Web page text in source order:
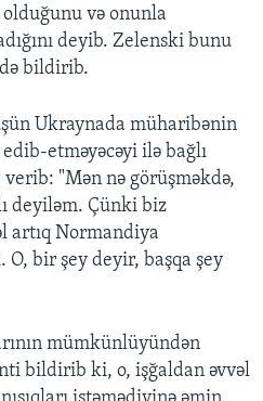
və onunla
deyib. Zelenski bunu
bildirib.
Ukraynada müharibənin
edib-etməyəcəyi ilə bağlı
"Mən nə görüşməkdə,
deyiləm. Çünki biz
artıq Normandiya
bir şey deyir, başqa şey
mümkünlüyündən
bildirib ki, o, işğaldan əvvəl